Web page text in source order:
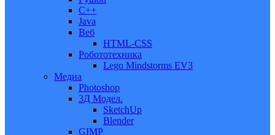
C++
Java
Веб
HTML-CSS
Робототехника
Lego Mindstorms EV3
Медиа
Photoshop
3Д Модел.
SketchUp
Blender
GIMP